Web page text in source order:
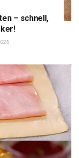
– schnell,